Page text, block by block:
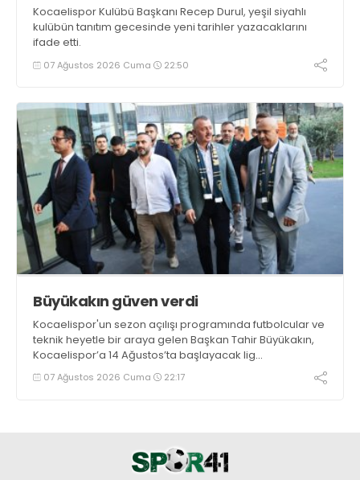
Kocaelispor Kulübü Başkanı Recep Durul, yeşil siyahlı
kulübün tanıtım gecesinde yeni tarihler yazacaklarını
ifade etti.
07 Ağustos 2026 Cuma 22:50
Büyükakın güven verdi
Kocaelispor'un sezon açılışı programında futbolcular ve
teknik heyetle bir araya gelen Başkan Tahir Büyükakın,
Kocaelispor’a 14 Ağustos’ta başlayacak lig
maratonunda başarılar diledi ve “Yanınızdayım” dedi.
07 Ağustos 2026 Cuma 22:17